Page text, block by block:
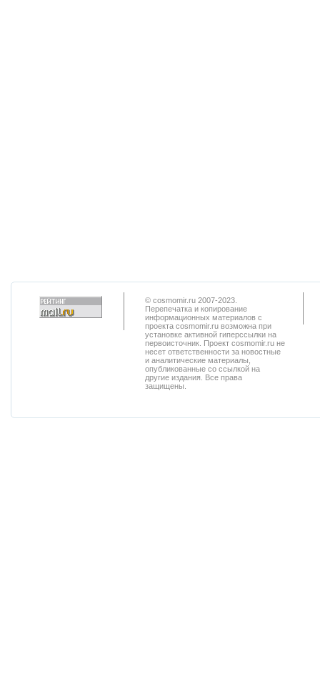
© cosmomir.ru 2007-2023.
Перепечатка и копирование
информационных материалов с
проекта cosmomir.ru возможна при
установке активной гиперссылки на
первоисточник. Проект cosmomir.ru не
несет ответственности за новостные
и аналитические материалы,
опубликованные со ссылкой на
другие издания. Все права
защищены.